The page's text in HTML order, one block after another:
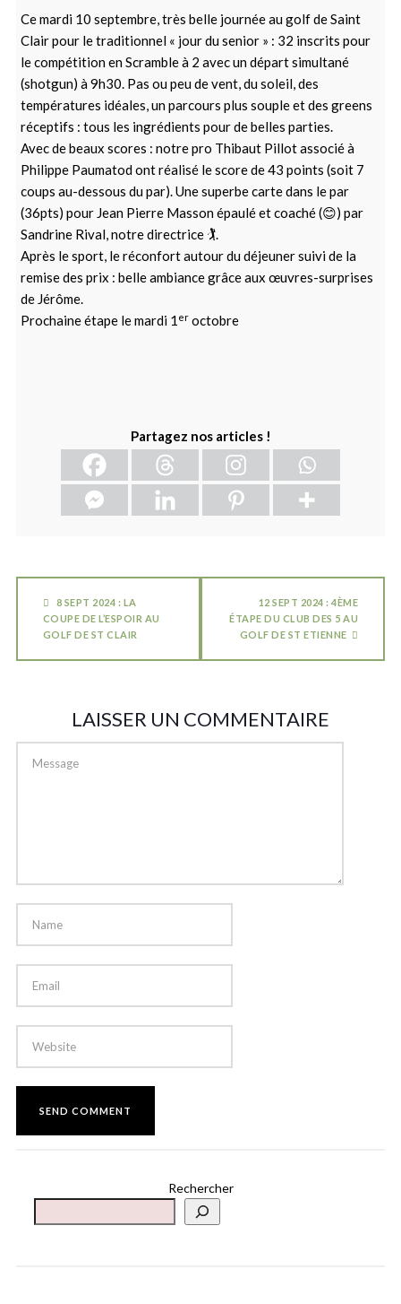
Ce mardi 10 septembre, très belle journée au golf de Saint
Clair pour le traditionnel « jour du senior » : 32 inscrits pour
le compétition en Scramble à 2 avec un départ simultané
(shotgun) à 9h30. Pas ou peu de vent, du soleil, des
températures idéales, un parcours plus souple et des greens
réceptifs : tous les ingrédients pour de belles parties.
Avec de beaux scores : notre pro Thibaut Pillot associé à
Philippe Paumatod ont réalisé le score de 43 points (soit 7
coups au-dessous du par). Une superbe carte dans le par
(36pts) pour Jean Pierre Masson épaulé et coaché (😊) par
Sandrine Rival, notre directrice 🏌.
Après le sport, le réconfort autour du déjeuner suivi de la
remise des prix : belle ambiance grâce aux œuvres-surprises
de Jérôme.
Prochaine étape le mardi 1 eroctobre
Partagez nos articles !
8 SEPT 2024 : LA
COUPE DE L’ESPOIR AU
GOLF DE ST CLAIR
12 SEPT 2024 : 4ÈME
ÉTAPE DU CLUB DES 5 AU
GOLF DE ST ETIENNE
LAISSER UN COMMENTAIRE
Rechercher